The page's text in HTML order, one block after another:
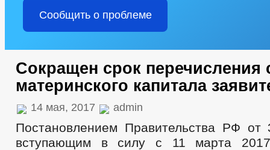
Сообщить о проблеме
Сокращен срок перечисления
материнского капитала
14 мая, 2017 admin
Постановлением Правительства РФ от
вступающим в силу с 11 марта